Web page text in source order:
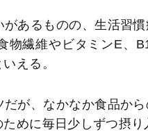
あるものの、生活習
物繊維やビタミンE、
える。
が、なかなか食品か
めに毎日少しずつ摂り